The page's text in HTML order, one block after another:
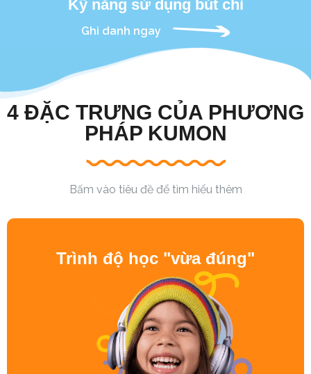
Kỹ năng sử dụng bút chì
Ghi danh ngay
4 ĐẶC TRƯNG CỦA PHƯƠNG
PHÁP KUMON
Bấm vào tiêu đề để tìm hiểu thêm
Trình độ học "vừa đúng"